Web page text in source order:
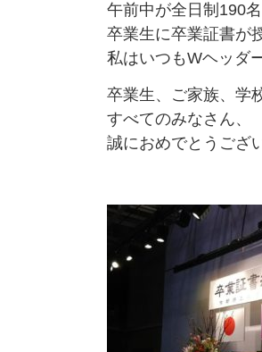
午前中が全日制190
卒業生に卒業証書が
私はいつもWヘッダ
卒業生、ご家族、学
すべてのみなさん、
誠におめでとうござ